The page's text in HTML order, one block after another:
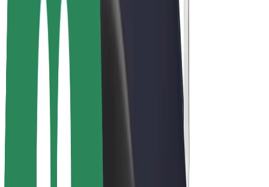
Bolt Plus
Colabora con Bolt
Conductores
Ingresos de conductor/a
Repartidores
Comercios de Bolt Food